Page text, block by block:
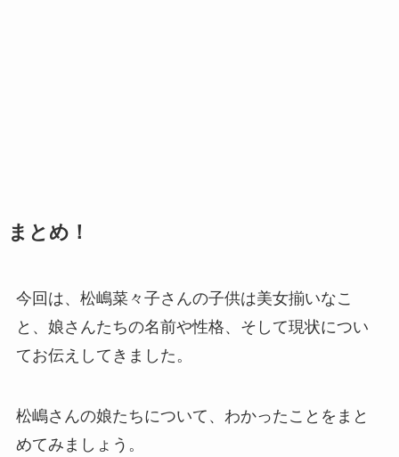
まとめ！
今回は、松嶋菜々子さんの子供は美女揃いなこ
と、娘さんたちの名前や性格、そして現状につい
てお伝えしてきました。
松嶋さんの娘たちについて、わかったことをまと
めてみましょう。